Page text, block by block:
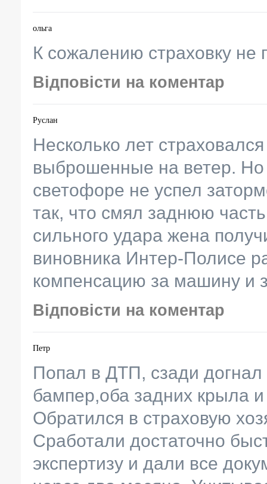
ольга
К сожалению страховку
Відповісти на коментар
Руслан
Несколько лет
выброшенные на ветер.
светофоре не успел
так, что смял заднюю
сильного удара жена
виновника Интер-Полисе
компенсацию за машину и
Відповісти на коментар
Петр
Попал в ДТП, сзади
бампер,оба задних крыла
Обратился в страховую
Сработали достаточно
экспертизу и дали все